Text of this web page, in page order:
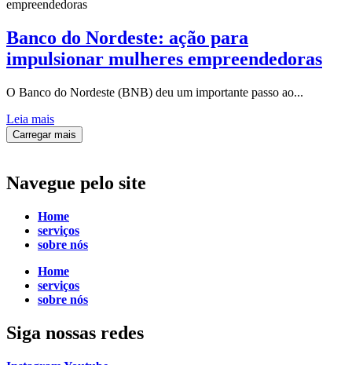
Banco do Nordeste: ação para
impulsionar mulheres empreendedoras
O Banco do Nordeste (BNB) deu um importante passo ao...
Leia mais
Carregar mais
Navegue pelo site
Home
serviços
sobre nós
Home
serviços
sobre nós
Siga nossas redes